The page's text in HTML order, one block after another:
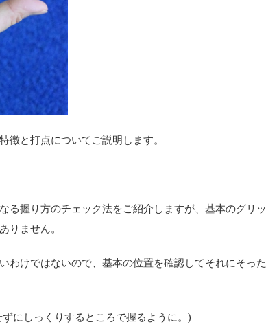
徴と打点についてご説明します。
る握り方のチェック法をご紹介しますが、基本のグリッ
りません。
わけではないので、基本の位置を確認してそれにそった
にしっくりするところで握るように。)